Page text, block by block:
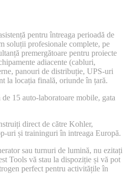
pentru întreaga perioadă de
soluții profesionale complete, pe
premergătoare pentru proiecte
adiacente (cabluri,
panouri de distribuție, UPS-uri
la locația finală, oriunde în țară.
15 auto-laboratoare mobile, gata
direct de către Kohler,
uri și traininguri în intreaga Europă.
sau turnuri de lumină, nu ezitați
Tools vă stau la dispoziție și vă pot
perfect pentru activitățile în